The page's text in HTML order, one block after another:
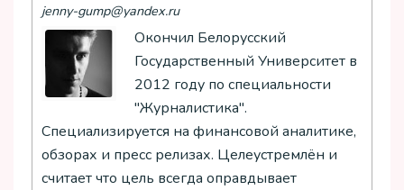
jenny-gump@yandex.ru
Окончил Белорусский
Государственный Университет в
2012 году по специальности
"Журналистика".
Специализируется на финансовой аналитике,
обзорах и пресс релизах. Целеустремлён и
считает что цель всегда оправдывает